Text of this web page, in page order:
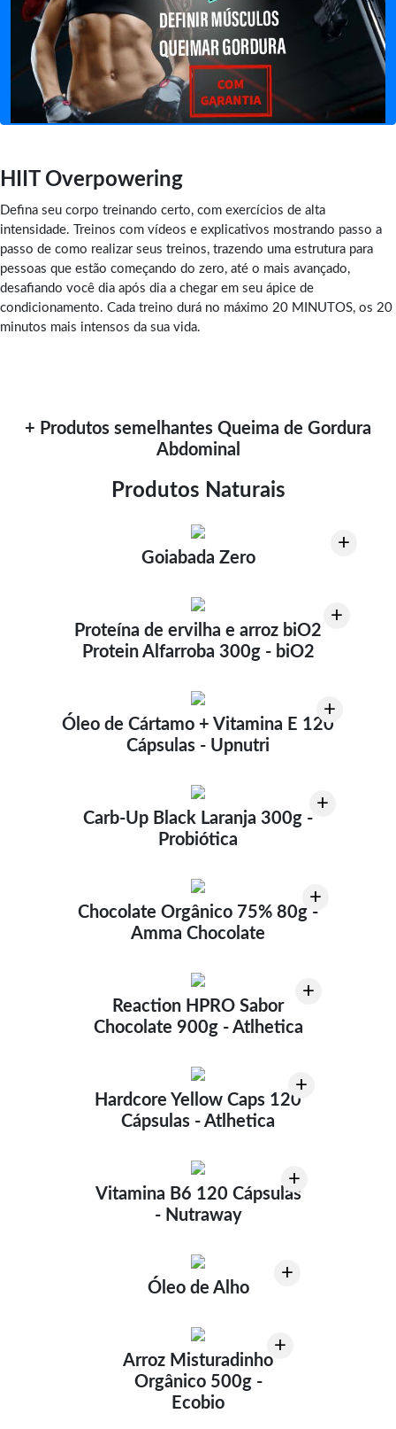
HIIT Overpowering
Defina seu corpo treinando certo, com exercícios de alta
intensidade. Treinos com vídeos e explicativos mostrando passo a
passo de como realizar seus treinos, trazendo uma estrutura para
pessoas que estão começando do zero, até o mais avançado,
desafiando você dia após dia a chegar em seu ápice de
condicionamento. Cada treino durá no máximo 20 MINUTOS, os 20
minutos mais intensos da sua vida.
+ Produtos semelhantes Queima de Gordura
Abdominal
Produtos Naturais
+
Goiabada Zero
+
Proteína de ervilha e arroz biO2
Protein Alfarroba 300g - biO2
+
Óleo de Cártamo + Vitamina E 120
Cápsulas - Upnutri
+
Carb-Up Black Laranja 300g -
Probiótica
+
Chocolate Orgânico 75% 80g -
Amma Chocolate
+
Reaction HPRO Sabor
Chocolate 900g - Atlhetica
+
Hardcore Yellow Caps 120
Cápsulas - Atlhetica
+
Vitamina B6 120 Cápsulas
- Nutraway
+
Óleo de Alho
+
Arroz Misturadinho
Orgânico 500g -
Ecobio